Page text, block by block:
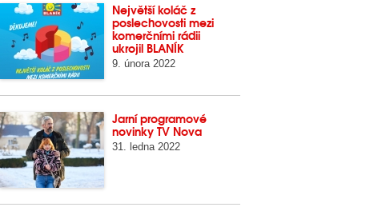
Největší koláč z
poslechovosti mezi
komerčními rádii
ukrojil BLANÍK
9. února 2022
Jarní programové
novinky TV Nova
31. ledna 2022